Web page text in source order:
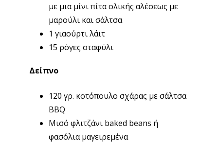
με μια μίνι πίτα ολικής αλέσεως με
μαρούλι και σάλτσα
1 γιαούρτι λάιτ
15 ρόγες σταφύλι
Δείπνο
120 γρ. κοτόπουλο σχάρας με σάλτσα
BBQ
Μισό φλιτζάνι baked beans ή
φασόλια μαγειρεμένα